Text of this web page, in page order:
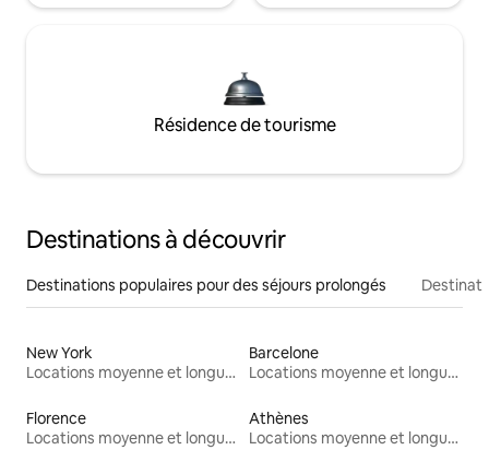
Résidence de tourisme
Destinations à découvrir
Destinations populaires pour des séjours prolongés
New York
Locations moyenne et longue durée
Barcelone
Locations moyenne et longue durée
Florence
Locations moyenne et longue durée
Athènes
Locations moyenne et longue durée